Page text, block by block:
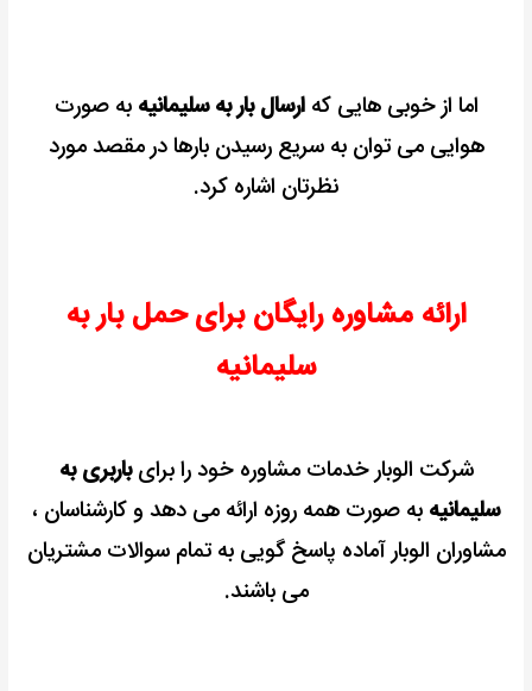
اما از خوبی هایی کهارسال بار به سلیمانیه به صورت
هوایی می توان به سریع رسیدن بارها در مقصد مورد
نظرتان اشاره کرد.
ارائه مشاوره رایگان برای حمل بار به
سلیمانیه
شرکت الوبار خدمات مشاوره خود را برایباربری به
سلیمانیه به صورت همه روزه ارائه می دهد و کارشناسان ،
مشاوران الوبار آماده پاسخ گویی به تمام سوالات مشتریان
می باشند.